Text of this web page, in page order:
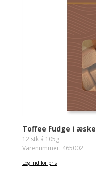
Toffee Fudge i æske
12 stk á 105g
Varenummer: 465002
Log ind for pris